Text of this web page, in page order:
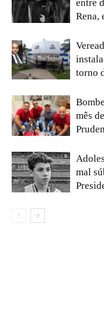
entre
Rena,
torno
mês
mal